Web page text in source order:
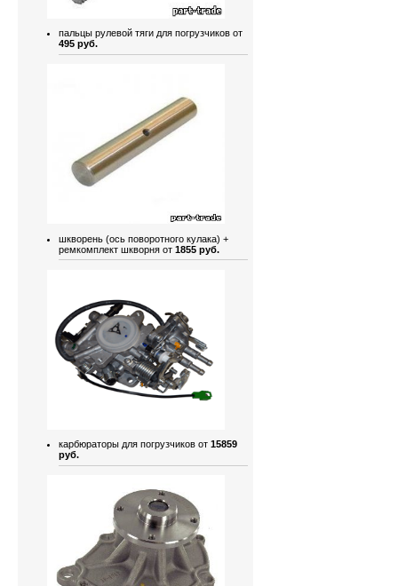
пальцы рулевой тяги для погрузчиков от
495 руб.
шкворень (ось поворотного кулака) +
ремкомплект шкворня от 1855 руб.
карбюраторы для погрузчиков от 15859
руб.